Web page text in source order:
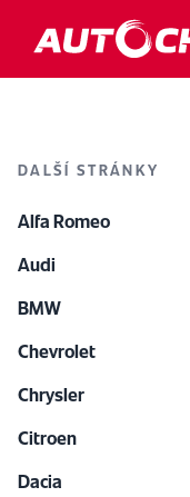
DALŠÍ STRÁNKY
Alfa Romeo
Audi
BMW
Chevrolet
Chrysler
Citroen
Dacia